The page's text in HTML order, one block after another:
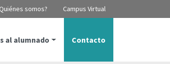
somos? Campus Virtual
al alumnado Contacto